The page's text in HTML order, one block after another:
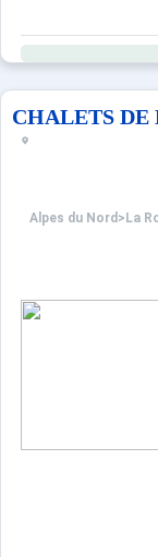
CHALETS DE
Alpes du Nord > La